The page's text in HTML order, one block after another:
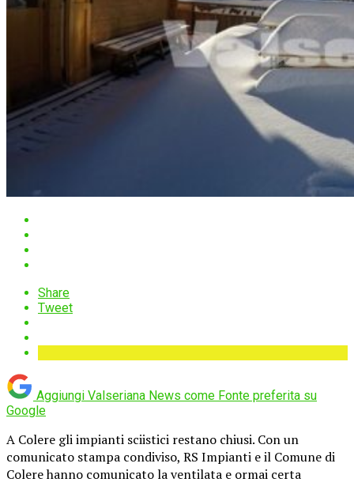
Share
Tweet
Aggiungi Valseriana News come Fonte preferita su
Google
A Colere gli impianti sciistici restano chiusi. Con un
comunicato stampa condiviso, RS Impianti e il Comune di
Colere hanno comunicato la ventilata e ormai certa